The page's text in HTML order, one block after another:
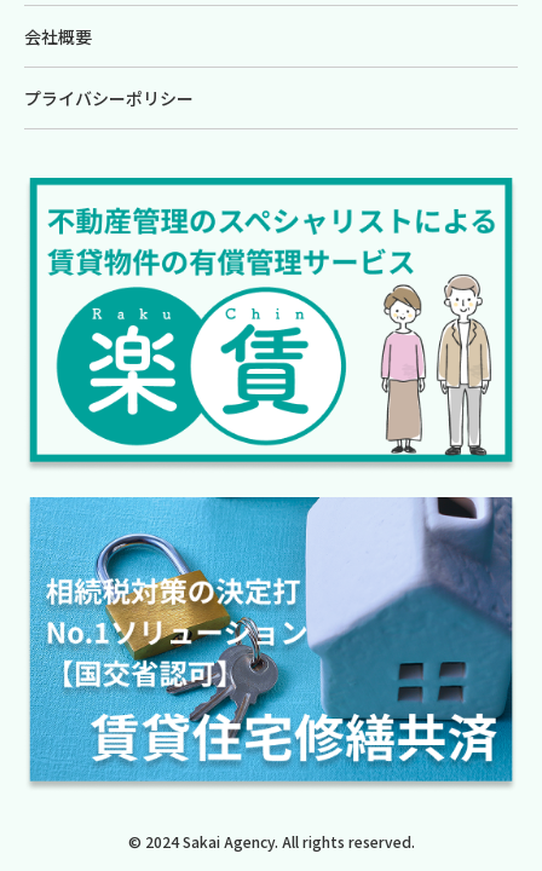
会社概要
プライバシーポリシー
© 2024 Sakai Agency. All rights reserved.